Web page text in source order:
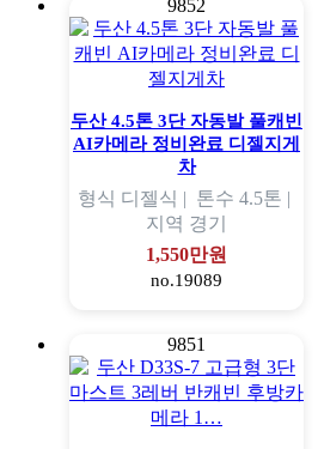
9852
두산 4.5톤 3단 자동발 풀캐빈
AI카메라 정비완료 디젤지게
차
형식 디젤식 | 톤수 4.5톤 |
지역 경기
1,550만원
no.19089
9851